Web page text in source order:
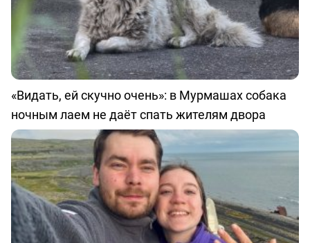
«Видать, ей скучно очень»: в Мурмашах собака
ночным лаем не даёт спать жителям двора